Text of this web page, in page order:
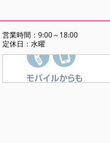
営業時間：9:00～18:00
定休日：水曜